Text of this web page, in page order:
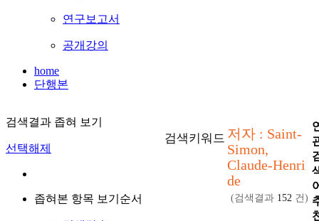
연구보고서
공개강의
home
단행본
검색결과 좁혀 보기
선택해제
좁혀본 항목 보기순서
검색키워드 저자 : Saint-
Simon,
Claude-Henri
de
(검색결과 152 건)